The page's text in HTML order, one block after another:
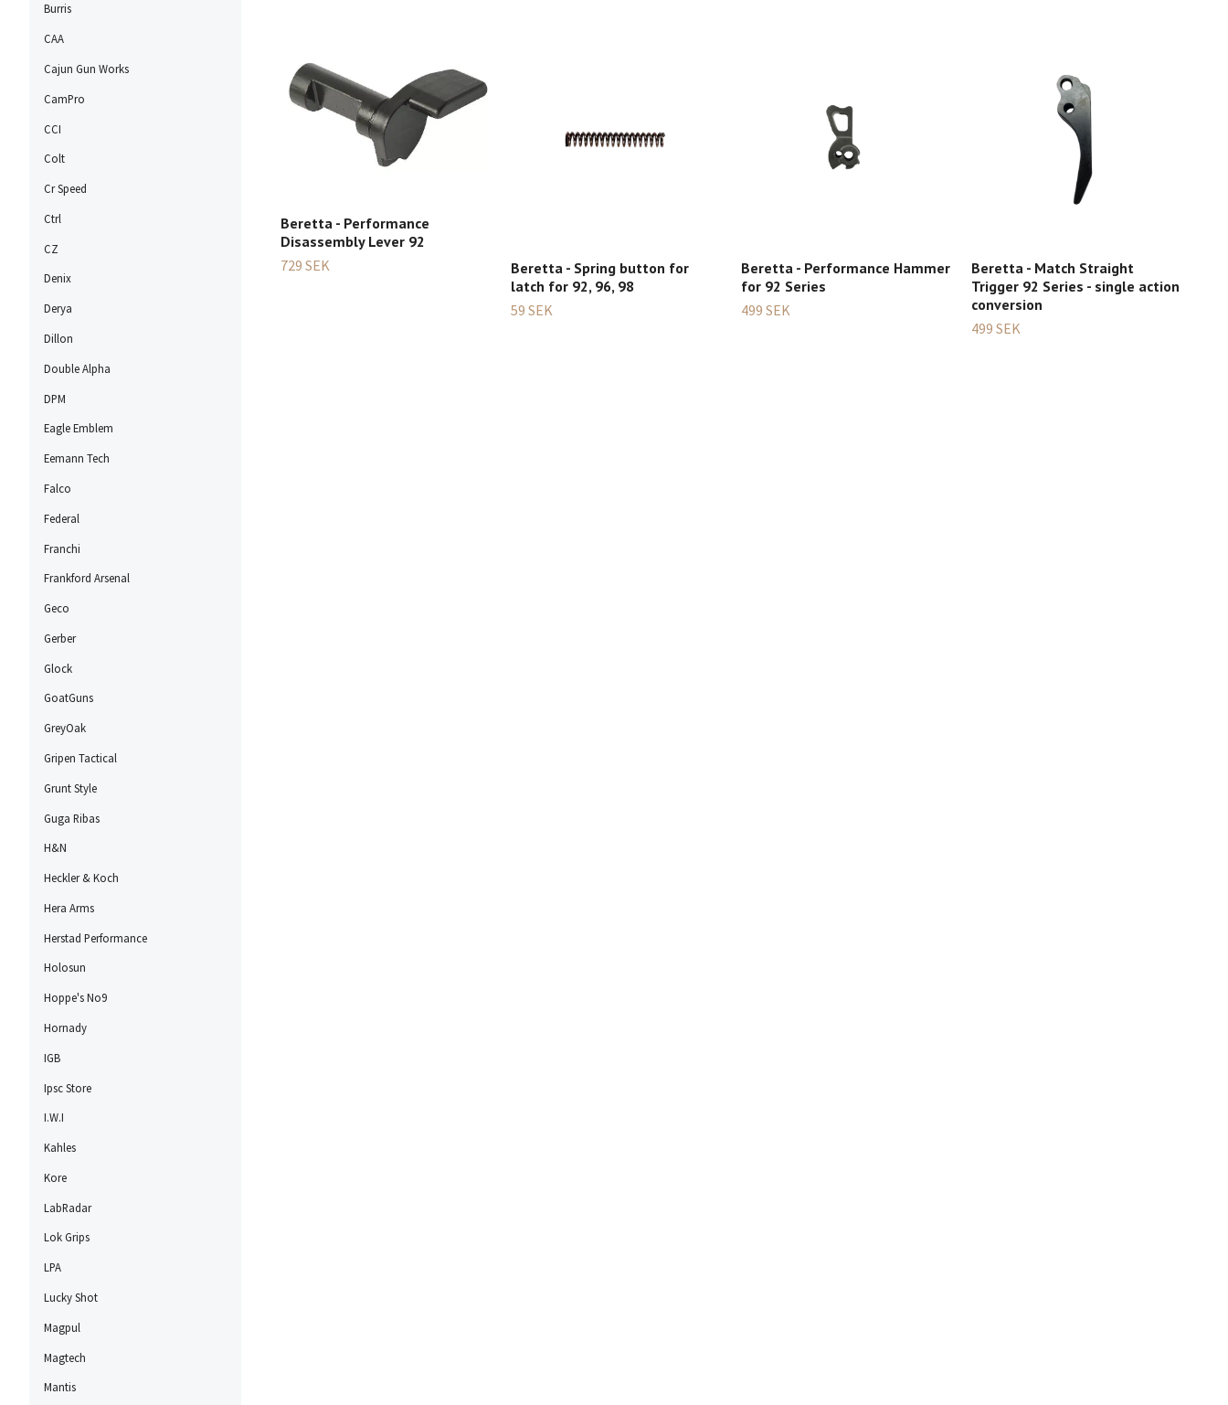
Burris
CAA
Cajun Gun Works
CamPro
CCI
Colt
Cr Speed
Ctrl
CZ
Denix
Derya
Dillon
Double Alpha
DPM
Eagle Emblem
Eemann Tech
Falco
Federal
Franchi
Frankford Arsenal
Geco
Gerber
Glock
GoatGuns
GreyOak
Gripen Tactical
Grunt Style
Guga Ribas
H&N
Heckler & Koch
Hera Arms
Herstad Performance
Holosun
Hoppe's No9
Hornady
IGB
Ipsc Store
I.W.I
Kahles
Kore
LabRadar
Lok Grips
LPA
Lucky Shot
Magpul
Magtech
Mantis
Beretta - Performance
Disassembly Lever 92
729 SEK
Beretta - Spring button for
latch for 92, 96, 98
59 SEK
Beretta - Performance Hammer
for 92 Series
499 SEK
Beretta - Match Straight
Trigger 92 Series - single action
conversion
499 SEK